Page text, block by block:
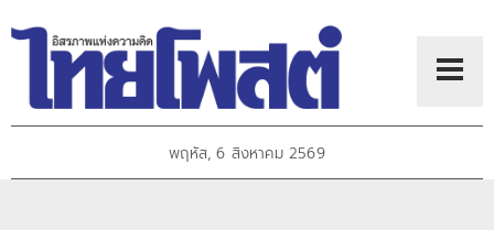
พฤหัส, 6 สิงหาคม 2569